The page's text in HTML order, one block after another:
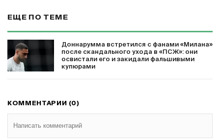
ЕЩЕ ПО ТЕМЕ
Доннарумма встретился с фанами «Милана»
после скандального ухода в «ПСЖ»: они
освистали его и закидали фальшивыми
купюрами
КОММЕНТАРИИ (0)